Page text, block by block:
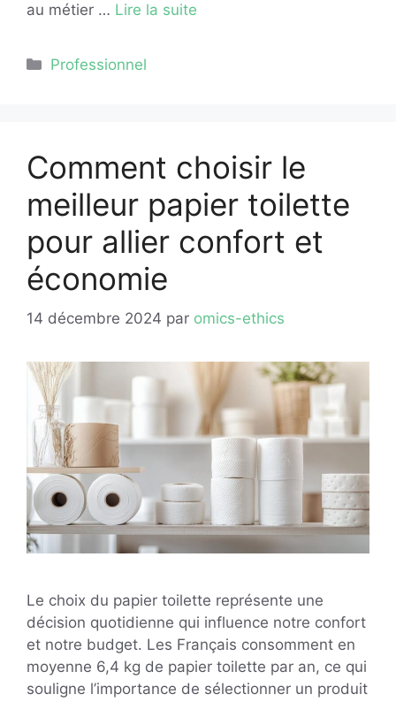
au métier … Lire la suite
Catégories
Professionnel
Comment choisir le
meilleur papier toilette
pour allier confort et
économie
14 décembre 2024 par omics-ethics
Le choix du papier toilette représente une
décision quotidienne qui influence notre confort
et notre budget. Les Français consomment en
moyenne 6,4 kg de papier toilette par an, ce qui
souligne l’importance de sélectionner un produit